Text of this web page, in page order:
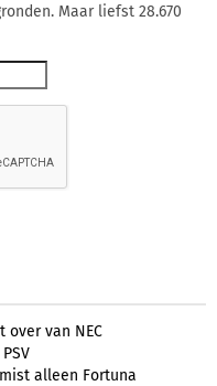
Maar liefst 28.670
over van NEC
alleen Fortuna